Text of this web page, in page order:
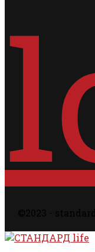
Facebook
Instagram
Email
Rss